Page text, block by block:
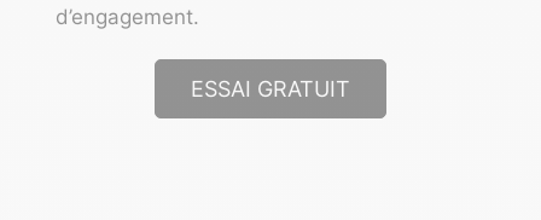
d’engagement.
ESSAI GRATUIT